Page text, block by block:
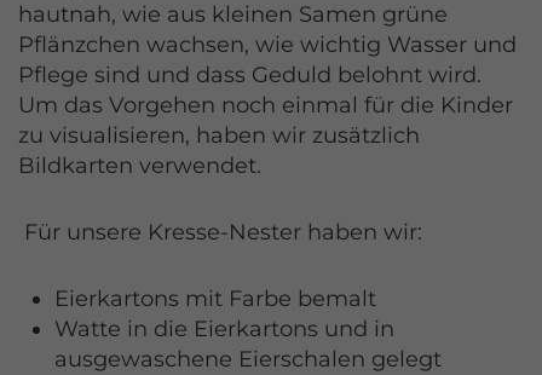
hautnah, wie aus kleinen Samen grüne
Pflänzchen wachsen, wie wichtig Wasser und
Pflege sind und dass Geduld belohnt wird.
Um das Vorgehen noch einmal für die Kinder
zu visualisieren, haben wir zusätzlich
Bildkarten verwendet.
Für unsere Kresse-Nester haben wir:
Eierkartons mit Farbe bemalt
Watte in die Eierkartons und in
ausgewaschene Eierschalen gelegt